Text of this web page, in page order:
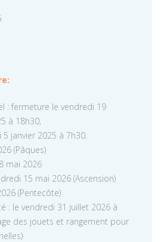
: fermeture le vendredi 19
à 18h30,
janvier 2025 à 7h30.
(Pâques)
mai 2026
15 mai 2026 (Ascension)
(Pentecôte)
: le vendredi 31 juillet 2026 à
des jouets et rangement pour